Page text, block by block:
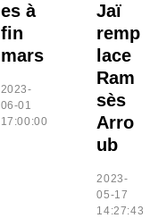
es à
fin
mars
2023-
06-01
17:00:00
Jaï
remp
lace
Ram
sès
Arro
ub
2023-
05-17
14:27:43